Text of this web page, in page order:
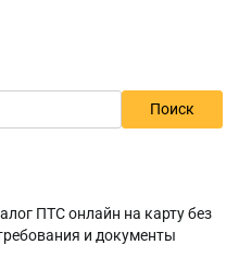
Поиск
ПТС онлайн на карту без
и документы